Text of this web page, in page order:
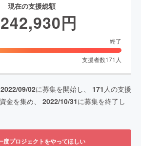
現在の支援総額
円
終了
支援者数171 人
2022/09/02に募集を開始し、 171 人の支援
金を集め、 2022/10/31に募集を終了し
度プロジェクトをやってほしい